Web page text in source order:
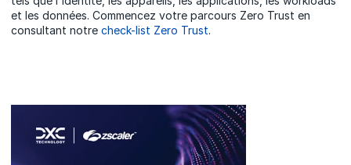
et les données. Commencez votre parcours Zero Trust en
consultant notre check-list Zero Trust.